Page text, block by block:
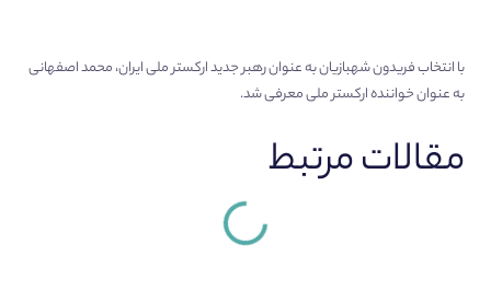
با انتخاب فریدون شهبازیان به عنوان رهبر جدید ارکستر ملی ایران، محمد اصفهانی
به عنوان خواننده ارکستر ملی معرفی شد.
مقالات مرتبط